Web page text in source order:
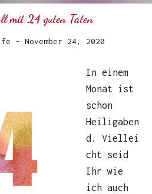
mit 24 guten Taten
- November 24, 2020
In einem
Monat ist
schon
Heiligaben
d. Viellei
cht seid
Ihr wie
ich auch